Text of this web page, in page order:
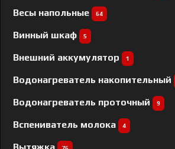
Весы напольные 64
Винный шкаф 5
Внешний аккумулятор 1
Водонагреватель накопительный
Водонагреватель проточный 9
Вспениватель молока 4